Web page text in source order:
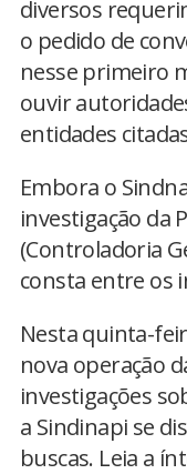
diversos
o pedido de
nesse primeiro
ouvir
entidades
Embora o
investigação da
(Controladoria
consta entre os
Nesta quinta-
nova operação
investigações
a Sindinapi se
buscas. Leia a